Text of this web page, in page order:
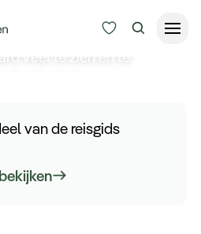
veel te zien en te
kan dat voor ieder
zijn er een aantal
springen.
van de reisgids